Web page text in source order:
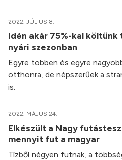
2022. JÚLIUS 8.
Idén akár 75%-kal
nyári szezonban
Egyre többen és egyre
otthonra, de népszerűek a
is.
2022. MÁJUS 24.
Elkészült a Nagy
mennyit fut a magyar
Tízből négyen futnak, a